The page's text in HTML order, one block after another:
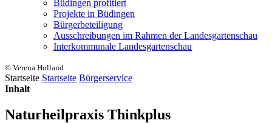
Büdingen profitiert
Projekte in Büdingen
Bürgerbeteiligung
Ausschreibungen im Rahmen der Landesgartenschau
Interkommunale Landesgartenschau
© Verena Holland
Startseite Startseite Bürgerservice
Inhalt
Naturheilpraxis Thinkplus